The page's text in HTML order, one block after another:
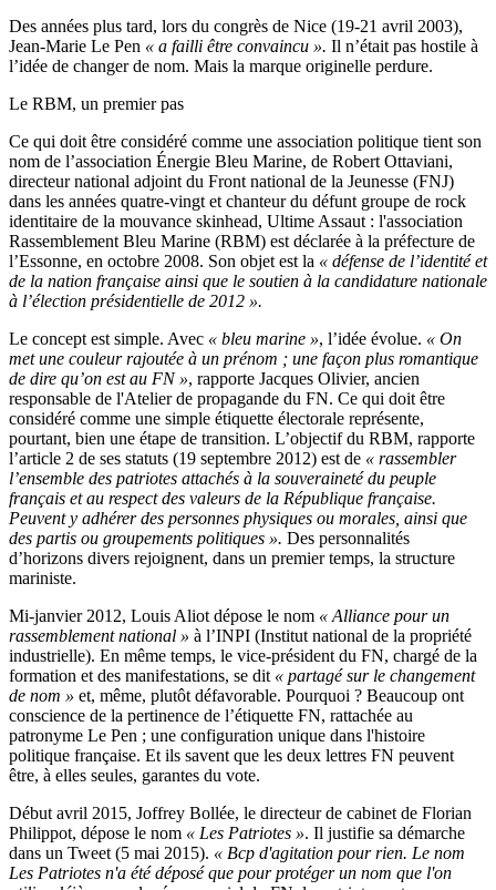
Des années plus tard, lors du congrès de Nice (19-21 avril 2003),
Jean-Marie Le Pen « a failli être convaincu ». Il n’était pas hostile à
l’idée de changer de nom. Mais la marque originelle perdure.
Le RBM, un premier pas
Ce qui doit être considéré comme une association politique tient son
nom de l’association Énergie Bleu Marine, de Robert Ottaviani,
directeur national adjoint du Front national de la Jeunesse (FNJ)
dans les années quatre-vingt et chanteur du défunt groupe de rock
identitaire de la mouvance skinhead, Ultime Assaut : l'association
Rassemblement Bleu Marine (RBM) est déclarée à la préfecture de
l’Essonne, en octobre 2008. Son objet est la « défense de l’identité et
de la nation française ainsi que le soutien à la candidature nationale
à l’élection présidentielle de 2012 ».
Le concept est simple. Avec « bleu marine », l’idée évolue. « On
met une couleur rajoutée à un prénom ; une façon plus romantique
de dire qu’on est au FN », rapporte Jacques Olivier, ancien
responsable de l'Atelier de propagande du FN. Ce qui doit être
considéré comme une simple étiquette électorale représente,
pourtant, bien une étape de transition. L’objectif du RBM, rapporte
l’article 2 de ses statuts (19 septembre 2012) est de « rassembler
l’ensemble des patriotes attachés à la souveraineté du peuple
français et au respect des valeurs de la République française.
Peuvent y adhérer des personnes physiques ou morales, ainsi que
des partis ou groupements politiques ». Des personnalités
d’horizons divers rejoignent, dans un premier temps, la structure
mariniste.
Mi-janvier 2012, Louis Aliot dépose le nom « Alliance pour un
rassemblement national » à l’INPI (Institut national de la propriété
industrielle). En même temps, le vice-président du FN, chargé de la
formation et des manifestations, se dit « partagé sur le changement
de nom » et, même, plutôt défavorable. Pourquoi ? Beaucoup ont
conscience de la pertinence de l’étiquette FN, rattachée au
patronyme Le Pen ; une configuration unique dans l'histoire
politique française. Et ils savent que les deux lettres FN peuvent
être, à elles seules, garantes du vote.
Début avril 2015, Joffrey Bollée, le directeur de cabinet de Florian
Philippot, dépose le nom « Les Patriotes ». Il justifie sa démarche
dans un Tweet (5 mai 2015). « Bcp d'agitation pour rien. Le nom
Les Patriotes n'a été déposé que pour protéger un nom que l'on